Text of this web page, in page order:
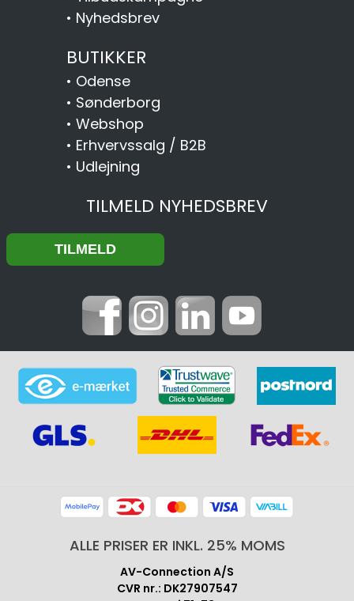
• Nyhedsbrev
BUTIKKER
• Odense
• Sønderborg
• Webshop
• Erhvervssalg / B2B
• Udlejning
TILMELD NYHEDSBREV
ALLE PRISER ER INKL. 25% MOMS
AV-Connection A/S
CVR nr.: DK27907547